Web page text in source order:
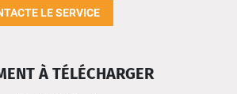
LE SERVICE
À TÉLÉCHARGER